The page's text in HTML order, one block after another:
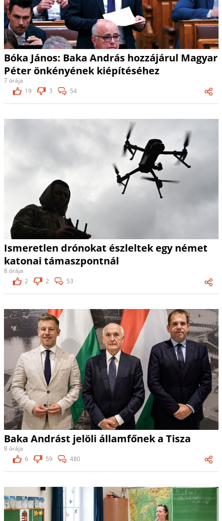
Bóka János: Baka András hozzájárul Magyar
Péter önkényének kiépítéséhez
7 órája
19
3 54
Ismeretlen drónokat észleltek egy német
katonai támaszpontnál
8 órája
2
2 53
Baka Andrást jelöli államfőnek a Tisza
8 órája
6
59 480